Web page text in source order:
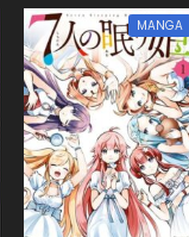
MANGA